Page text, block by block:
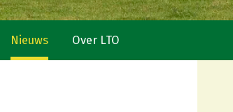
Nieuws Over LTO